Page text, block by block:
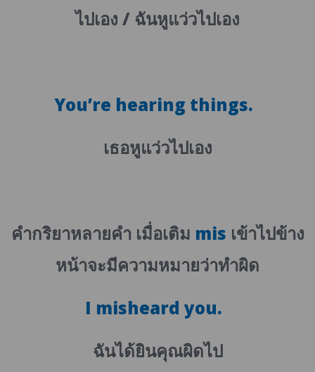
ไปเอง / ฉันหูแว่วไปเอง
You’re hearing things.
เธอหูแว่วไปเอง
คำกริยาหลายคำ เมื่อเติม mis เข้าไปข้าง
หน้าจะมีความหมายว่าทำผิด
I misheard you.
ฉันได้ยินคุณผิดไป